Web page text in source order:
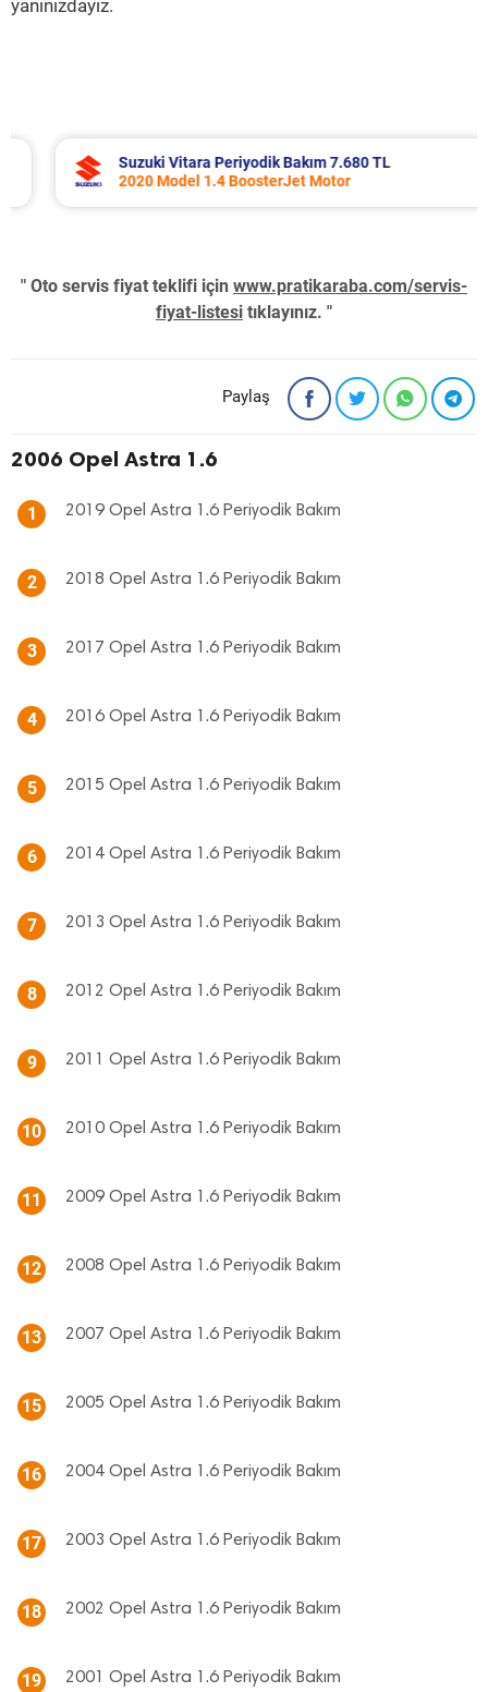
yanınızdayız.
Suzuki Vitara Periyodik Bakım 7.680 TL
2020 Model 1.4 BoosterJet Motor
" Oto servis fiyat teklifi için www.pratikaraba.com/servis-
fiyat-listesi tıklayınız. "
Paylaş
2006 Opel Astra 1.6
1 2019 Opel Astra 1.6 Periyodik Bakım
2 2018 Opel Astra 1.6 Periyodik Bakım
3 2017 Opel Astra 1.6 Periyodik Bakım
4 2016 Opel Astra 1.6 Periyodik Bakım
5 2015 Opel Astra 1.6 Periyodik Bakım
6 2014 Opel Astra 1.6 Periyodik Bakım
7 2013 Opel Astra 1.6 Periyodik Bakım
8 2012 Opel Astra 1.6 Periyodik Bakım
9 2011 Opel Astra 1.6 Periyodik Bakım
10 2010 Opel Astra 1.6 Periyodik Bakım
11 2009 Opel Astra 1.6 Periyodik Bakım
12 2008 Opel Astra 1.6 Periyodik Bakım
13 2007 Opel Astra 1.6 Periyodik Bakım
15 2005 Opel Astra 1.6 Periyodik Bakım
16 2004 Opel Astra 1.6 Periyodik Bakım
17 2003 Opel Astra 1.6 Periyodik Bakım
18 2002 Opel Astra 1.6 Periyodik Bakım
19 2001 Opel Astra 1.6 Periyodik Bakım